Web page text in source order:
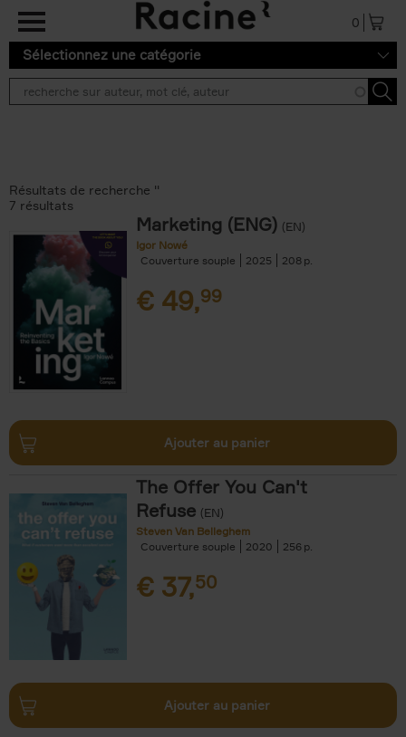
Aller au contenu principal
0
Sélectionnez une catégorie
Résultats de recherche ''
7 résultats
Marketing (ENG) (EN)
Igor Nowé
Couverture souple
2025 208
€ 49,99
Ajouter au panier
The Offer You Can't
Refuse (EN)
Steven Van Belleghem
Couverture souple
2020 256
€ 37,50
Ajouter au panier